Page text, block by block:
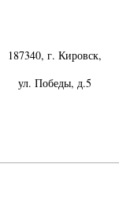
187340, г. Кировск,
ул. Победы, д.5